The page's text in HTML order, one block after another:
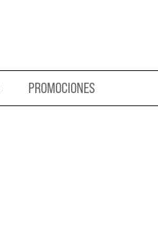
PROMOCIONES